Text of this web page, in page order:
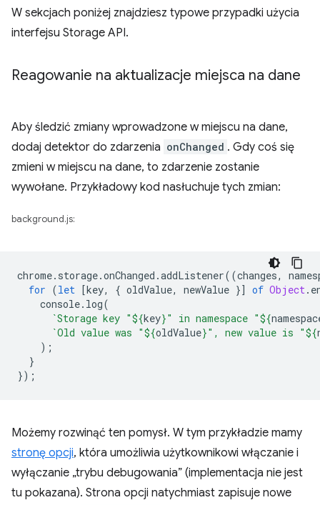
W sekcjach poniżej znajdziesz typowe przypadki użycia
interfejsu Storage API.
Reagowanie na aktualizacje miejsca na dane
Aby śledzić zmiany wprowadzone w miejscu na dane,
dodaj detektor do zdarzenia onChanged . Gdy coś się
zmieni w miejscu na dane, to zdarzenie zostanie
wywołane. Przykładowy kod nasłuchuje tych zmian:
background.js:
chrome. storage.onChanged .addListener((changes,
for (let [key, { oldValue, newValue }] of Object.
console. log(
`Storage key "${key}" in namespace "${
`Old value was "${oldValue}", new value is "${
);
}
});
Możemy rozwinąć ten pomysł. W tym przykładzie mamy
stronę opcji, która umożliwia użytkownikowi włączanie i
wyłączanie „trybu debugowania” (implementacja nie jest
tu pokazana). Strona opcji natychmiast zapisuje nowe